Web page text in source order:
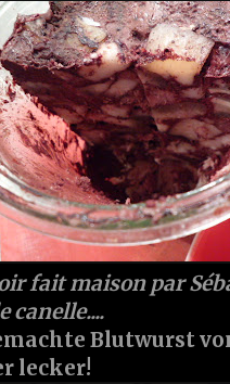
fait maison par
canelle....
Blutwurst
lecker!